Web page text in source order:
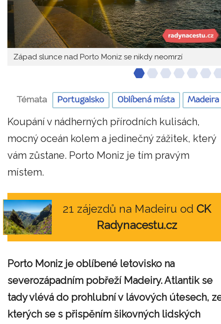
Západ slunce nad Porto Moniz se nikdy neomrzí
Témata Portugalsko Oblíbená místa Madeira
Koupání v nádherných přírodních kulisách,
mocný oceán kolem a jedinečný zážitek, který
vám zůstane. Porto Moniz je tím pravým
místem.
21 zájezdů na Madeiru od CK
Radynacestu.cz
Porto Moniz je oblíbené letovisko na
severozápadním pobřeží Madeiry. Atlantik se
tady vlévá do prohlubní v lávových útesech,
kterých se s přispěním šikovných lidských